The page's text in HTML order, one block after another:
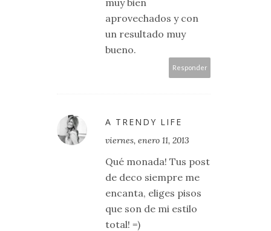
aprovechados y con
un resultado muy
bueno.
Responder
A TRENDY LIFE
viernes, enero 11, 2013
Qué monada! Tus post
de deco siempre me
encanta, eliges pisos
que son de mi estilo
total! =)